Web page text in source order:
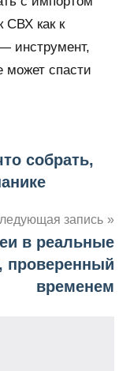
СВХ как к
инструмент,
может спасти
собрать,
запись
в реальные
проверенный
временем